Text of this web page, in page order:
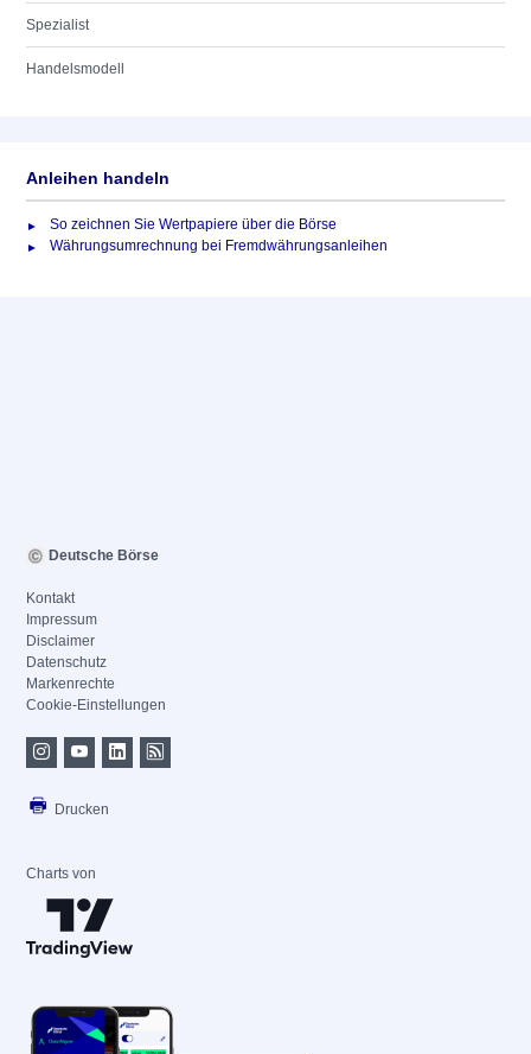
Spezialist
Handelsmodell
Anleihen handeln
So zeichnen Sie Wertpapiere über die Börse
Währungsumrechnung bei Fremdwährungsanleihen
Deutsche Börse
Kontakt
Impressum
Disclaimer
Datenschutz
Markenrechte
Cookie-Einstellungen
Drucken
Charts von